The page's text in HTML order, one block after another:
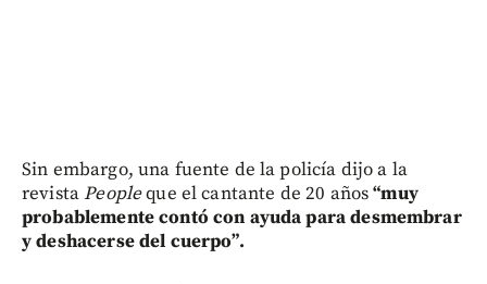
Sin embargo, una fuente de la policía dijo a la
revistaPeopleque el cantante de 20 años“muy
probablemente contó con ayuda para desmembrar
y deshacerse del cuerpo”.